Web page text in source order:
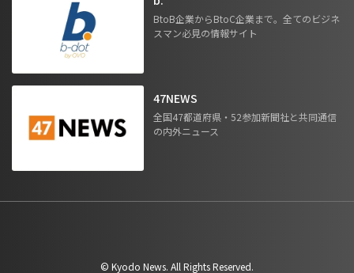
BtoB企業からBtoC企業まで。全てのビジネ
スマン必見の情報サイト
47NEWS
全国47都道府県・52参加新聞社と共同通信
の内外ニュース
©︎ Kyodo News. All Rights Reserved.